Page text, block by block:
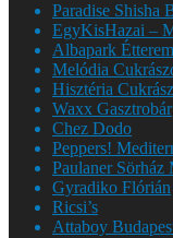
Paradise Shisha
EgyKisHazai –
Albapark Étterem
Melódia
Hisztéria
Waxx Gasztrobár
Chez Dodo
Peppers!
Paulaner
Gyradiko Flórián
Ricsi’s
Attaboy